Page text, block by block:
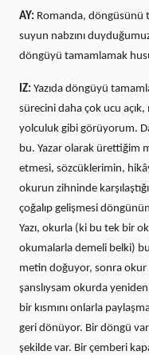
AY: Romanda, döngüsünü
suyun nabzını
döngüyü tamamlamak
IZ: Yazıda döngüyü
sürecini daha çok ucu
yolculuk gibi görüyorum.
bu. Yazar olarak ürettiğim
etmesi, sözcüklerimin,
okurun zihninde
çoğalıp gelişmesi
Yazı, okurla (ki bu tek bir
okumalarla demeli belki)
metin doğuyor, sonra
şanslıysam okurda
bir kısmını onlarla
geri dönüyor. Bir döngü
şekilde var. Bir çemberi